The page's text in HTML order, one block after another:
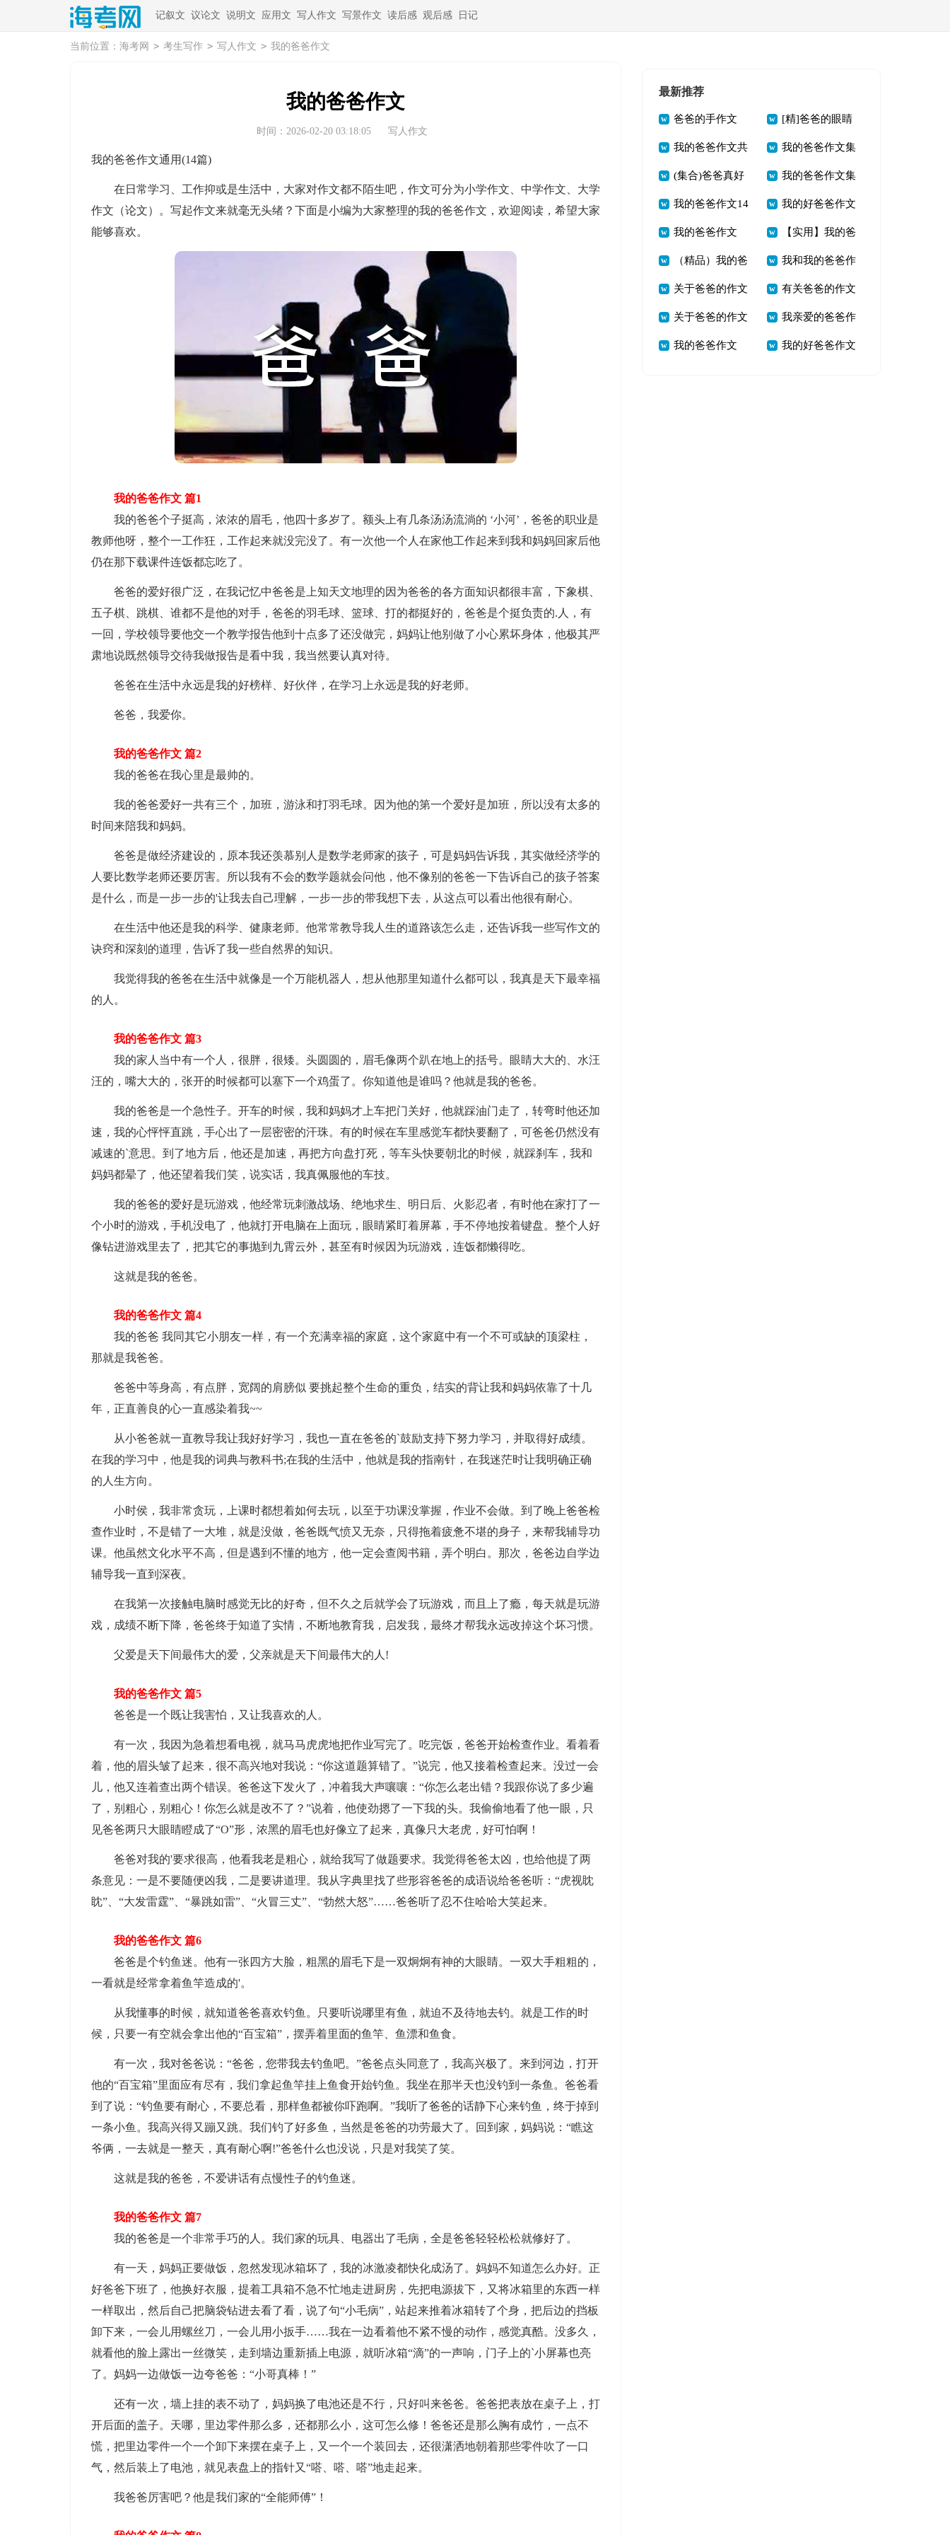
记叙文 议论文 说明文 应用文 写人作文 写景作文 读后感 观后感 日记
当前位置： 海考网 > 考生写作 > 写人作文 > 我的爸爸作文
我的爸爸作文
时间：2026-02-20 03:18:05 写人作文
我的爸爸作文通用(14篇)
在日常学习、工作抑或是生活中，大家对作文都不陌生吧，作文可分为小学作文、中学作文、大学
作文（论文）。写起作文来就毫无头绪？下面是小编为大家整理的我的爸爸作文，欢迎阅读，希望大家
能够喜欢。
我的爸爸作文 篇1
我的爸爸个子挺高，浓浓的眉毛，他四十多岁了。额头上有几条汤汤流淌的 ‘小河’，爸爸的职业是
教师他呀，整个一工作狂，工作起来就没完没了。有一次他一个人在家他工作起来到我和妈妈回家后他
仍在那下载课件连饭都忘吃了。
爸爸的爱好很广泛，在我记忆中爸爸是上知天文地理的因为爸爸的各方面知识都很丰富，下象棋、
五子棋、跳棋、谁都不是他的对手，爸爸的羽毛球、篮球、打的都挺好的，爸爸是个挺负责的.人，有
一回，学校领导要他交一个教学报告他到十点多了还没做完，妈妈让他别做了小心累坏身体，他极其严
肃地说既然领导交待我做报告是看中我，我当然要认真对待。
爸爸在生活中永远是我的好榜样、好伙伴，在学习上永远是我的好老师。
爸爸，我爱你。
我的爸爸作文 篇2
我的爸爸在我心里是最帅的。
我的爸爸爱好一共有三个，加班，游泳和打羽毛球。因为他的第一个爱好是加班，所以没有太多的
时间来陪我和妈妈。
爸爸是做经济建设的，原本我还羡慕别人是数学老师家的孩子，可是妈妈告诉我，其实做经济学的
人要比数学老师还要厉害。所以我有不会的数学题就会问他，他不像别的爸爸一下告诉自己的孩子答案
是什么，而是一步一步的'让我去自己理解，一步一步的带我想下去，从这点可以看出他很有耐心。
在生活中他还是我的科学、健康老师。他常常教导我人生的道路该怎么走，还告诉我一些写作文的
诀窍和深刻的道理，告诉了我一些自然界的知识。
我觉得我的爸爸在生活中就像是一个万能机器人，想从他那里知道什么都可以，我真是天下最幸福
的人。
我的爸爸作文 篇3
我的家人当中有一个人，很胖，很矮。头圆圆的，眉毛像两个趴在地上的括号。眼睛大大的、水汪
汪的，嘴大大的，张开的时候都可以塞下一个鸡蛋了。你知道他是谁吗？他就是我的爸爸。
我的爸爸是一个急性子。开车的时候，我和妈妈才上车把门关好，他就踩油门走了，转弯时他还加
速，我的心怦怦直跳，手心出了一层密密的汗珠。有的时候在车里感觉车都快要翻了，可爸爸仍然没有
减速的`意思。到了地方后，他还是加速，再把方向盘打死，等车头快要朝北的时候，就踩刹车，我和
妈妈都晕了，他还望着我们笑，说实话，我真佩服他的车技。
我的爸爸的爱好是玩游戏，他经常玩刺激战场、绝地求生、明日后、火影忍者，有时他在家打了一
个小时的游戏，手机没电了，他就打开电脑在上面玩，眼睛紧盯着屏幕，手不停地按着键盘。整个人好
像钻进游戏里去了，把其它的事抛到九霄云外，甚至有时候因为玩游戏，连饭都懒得吃。
这就是我的爸爸。
我的爸爸作文 篇4
我的爸爸 我同其它小朋友一样，有一个充满幸福的家庭，这个家庭中有一个不可或缺的顶梁柱，
那就是我爸爸。
爸爸中等身高，有点胖，宽阔的肩膀似 要挑起整个生命的重负，结实的背让我和妈妈依靠了十几
年，正直善良的心一直感染着我~~
从小爸爸就一直教导我让我好好学习，我也一直在爸爸的`鼓励支持下努力学习，并取得好成绩。
在我的学习中，他是我的词典与教科书;在我的生活中，他就是我的指南针，在我迷茫时让我明确正确
的人生方向。
小时侯，我非常贪玩，上课时都想着如何去玩，以至于功课没掌握，作业不会做。到了晚上爸爸检
查作业时，不是错了一大堆，就是没做，爸爸既气愤又无奈，只得拖着疲惫不堪的身子，来帮我辅导功
课。他虽然文化水平不高，但是遇到不懂的地方，他一定会查阅书籍，弄个明白。那次，爸爸边自学边
辅导我一直到深夜。
在我第一次接触电脑时感觉无比的好奇，但不久之后就学会了玩游戏，而且上了瘾，每天就是玩游
戏，成绩不断下降，爸爸终于知道了实情，不断地教育我，启发我，最终才帮我永远改掉这个坏习惯。
父爱是天下间最伟大的爱，父亲就是天下间最伟大的人!
我的爸爸作文 篇5
爸爸是一个既让我害怕，又让我喜欢的人。
有一次，我因为急着想看电视，就马马虎虎地把作业写完了。吃完饭，爸爸开始检查作业。看着看
着，他的眉头皱了起来，很不高兴地对我说：“你这道题算错了。”说完，他又接着检查起来。没过一会
儿，他又连着查出两个错误。爸爸这下发火了，冲着我大声嚷嚷：“你怎么老出错？我跟你说了多少遍
了，别粗心，别粗心！你怎么就是改不了？”说着，他使劲摁了一下我的头。我偷偷地看了他一眼，只
见爸爸两只大眼睛瞪成了“O”形，浓黑的眉毛也好像立了起来，真像只大老虎，好可怕啊！
爸爸对我的'要求很高，他看我老是粗心，就给我写了做题要求。我觉得爸爸太凶，也给他提了两
条意见：一是不要随便凶我，二是要讲道理。我从字典里找了些形容爸爸的成语说给爸爸听：“虎视眈
眈”、“大发雷霆”、“暴跳如雷”、“火冒三丈”、“勃然大怒”……爸爸听了忍不住哈哈大笑起来。
我的爸爸作文 篇6
爸爸是个钓鱼迷。他有一张四方大脸，粗黑的眉毛下是一双炯炯有神的大眼睛。一双大手粗粗的，
一看就是经常拿着鱼竿造成的'。
从我懂事的时候，就知道爸爸喜欢钓鱼。只要听说哪里有鱼，就迫不及待地去钓。就是工作的时
候，只要一有空就会拿出他的“百宝箱”，摆弄着里面的鱼竿、鱼漂和鱼食。
有一次，我对爸爸说：“爸爸，您带我去钓鱼吧。”爸爸点头同意了，我高兴极了。来到河边，打开
他的“百宝箱”里面应有尽有，我们拿起鱼竿挂上鱼食开始钓鱼。我坐在那半天也没钓到一条鱼。爸爸看
到了说：“钓鱼要有耐心，不要总看，那样鱼都被你吓跑啊。”我听了爸爸的话静下心来钓鱼，终于掉到
一条小鱼。我高兴得又蹦又跳。我们钓了好多鱼，当然是爸爸的功劳最大了。回到家，妈妈说：“瞧这
爷俩，一去就是一整天，真有耐心啊!”爸爸什么也没说，只是对我笑了笑。
这就是我的爸爸，不爱讲话有点慢性子的钓鱼迷。
我的爸爸作文 篇7
我的爸爸是一个非常手巧的人。我们家的玩具、电器出了毛病，全是爸爸轻轻松松就修好了。
有一天，妈妈正要做饭，忽然发现冰箱坏了，我的冰激凌都快化成汤了。妈妈不知道怎么办好。正
好爸爸下班了，他换好衣服，提着工具箱不急不忙地走进厨房，先把电源拔下，又将冰箱里的东西一样
一样取出，然后自己把脑袋钻进去看了看，说了句“小毛病”，站起来推着冰箱转了个身，把后边的挡板
卸下来，一会儿用螺丝刀，一会儿用小扳手……我在一边看着他不紧不慢的动作，感觉真酷。没多久，
就看他的脸上露出一丝微笑，走到墙边重新插上电源，就听冰箱“滴”的一声响，门子上的`小屏幕也亮
了。妈妈一边做饭一边夸爸爸：“小哥真棒！”
还有一次，墙上挂的表不动了，妈妈换了电池还是不行，只好叫来爸爸。爸爸把表放在桌子上，打
开后面的盖子。天哪，里边零件那么多，还都那么小，这可怎么修！爸爸还是那么胸有成竹，一点不
慌，把里边零件一个一个卸下来摆在桌子上，又一个一个装回去，还很潇洒地朝着那些零件吹了一口
气，然后装上了电池，就见表盘上的指针又“嗒、嗒、嗒”地走起来。
我爸爸厉害吧？他是我们家的“全能师傅”！
最新推荐
爸爸的手作文
(热)
[精]爸爸的眼睛
作文13篇
我的爸爸作文共
14篇
我的爸爸作文集
锦【3篇】
(集合)爸爸真好
作文6篇
我的爸爸作文集
锦（14篇）
我的爸爸作文14
篇[推荐]
我的好爸爸作文
【精品14篇】
我的爸爸作文
（精华14篇）
【实用】我的爸
爸作文14篇
（精品）我的爸
爸作文14篇
我和我的爸爸作
文15篇[热门]
关于爸爸的作文
（合集）
有关爸爸的作文
关于爸爸的作文
（锦集15篇）
我亲爱的爸爸作
文11篇[精]
我的爸爸作文 我的好爸爸作文